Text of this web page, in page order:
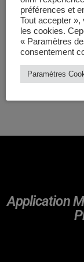
Posts
Video stories
World
FUNK
Remember of
Application
préférences et
Tout accepter
les cookies.
« Paramètres
consentement
Paramètres